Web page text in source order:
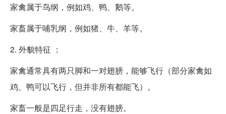
家禽属于鸟纲，例如鸡、鸭、鹅等。
家畜属于哺乳纲，例如猪、牛、羊等。
2. 外貌特征 ：
家禽通常具有两只脚和一对翅膀，能够飞行（部分家禽如
鸡、鸭可以飞行，但并非所有都能飞）。
家畜一般是四足行走，没有翅膀。